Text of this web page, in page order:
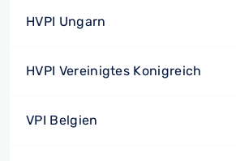
HVPI Ungarn
HVPI Vereinigtes Konigreich
VPI Belgien